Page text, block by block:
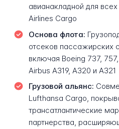
авианакладной для
Airlines Cargo
Основа флота:
отсеков пассажирских
включая Boeing 737,
Airbus A319, A320 и A321
Грузовой альянс:
Lufthansa Cargo,
трансатлантические
партнерства,